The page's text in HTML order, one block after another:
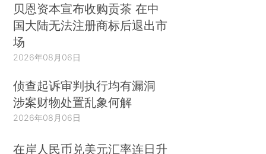
贝恩资本宣布收购贡茶 在中
国大陆无法注册商标后退出市
场
2026年08月06日
侦查起诉审判执行均有漏洞
涉案财物处置乱象何解
2026年08月06日
在岸人民币兑美元汇率连日升